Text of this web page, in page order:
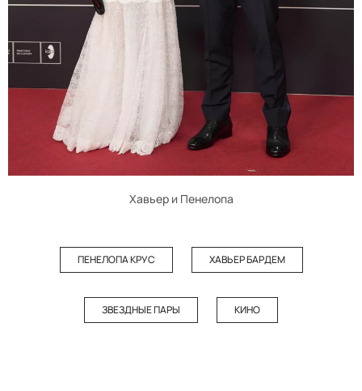
Хавьер и Пенелопа
ПЕНЕЛОПА КРУС ХАВЬЕР БАРДЕМ
ЗВЕЗДНЫЕ ПАРЫ КИНО